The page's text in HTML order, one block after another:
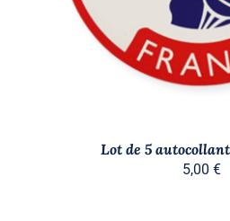
Lot de 5
5,00 €